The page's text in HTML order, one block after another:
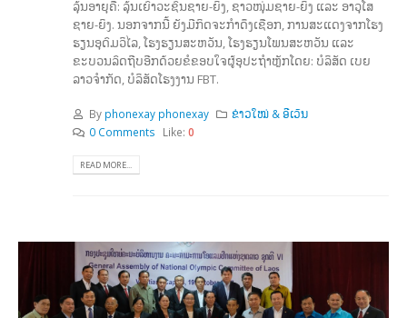
ລຸ້ນອາຍຸຄື: ລຸ້ນເຍົາວະຊົນຊາຍ-ຍິງ, ຊາວໜຸ່ມຊາຍ-ຍິງ ແລະ ອາວຸໂສ
ຊາຍ-ຍິງ. ນອກຈາກນີ້ ຍັງມີກິດຈະກຳດຶງເຊືອກ, ການສະແດງຈາກໂຮງ
ຮຽນອຸດົມວິໄລ, ໂຮງຮຽນສະຫວັນ, ໂຮງຮຽນໂພນສະຫວັນ ແລະ
ຂະບວນລົດຖີບອີກດ້ວຍຂໍຂອບໃຈຜູ້ອຸປະຖໍາຫຼັກໂດຍ: ບໍລິສັດ ເບຍ
ລາວຈໍາກັດ, ບໍລິສັດໂຮງງານ FBT.
By phonexay phonexay
ຂ່າວໃໝ່ & ອີເວັນ
0 Comments
Like: 0
READ MORE...